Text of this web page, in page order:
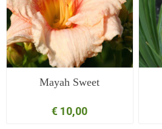
Mayah Sweet
€ 10,00